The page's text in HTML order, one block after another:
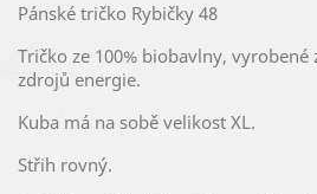
Pánské tričko Rybičky 48
Tričko ze 100% biobavlny,
zdrojů energie.
Kuba má na sobě velikost XL.
Střih rovný.